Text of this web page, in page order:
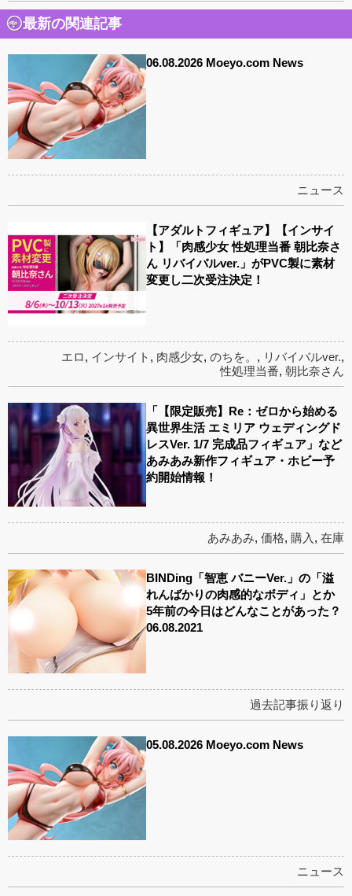
最新の関連記事
06.08.2026 Moeyo.com News
ニュース
【アダルトフィギュア】【インサイ
ト】「肉感少女 性処理当番 朝比奈さ
ん リバイバルver.」がPVC製に素材
変更し二次受注決定！
エロ, インサイト , 肉感少女, のちを。 , リバイバルver.,
性処理当番, 朝比奈さん
「【限定販売】Re：ゼロから始める
異世界生活 エミリア ウェディングド
レスVer. 1/7 完成品フィギュア」など
あみあみ新作フィギュア・ホビー予
約開始情報！
あみあみ, 価格, 購入 , 在庫
BINDing「智恵 バニーVer.」の「溢
れんばかりの肉感的なボディ」とか
5年前の今日はどんなことがあった？
06.08.2021
過去記事振り返り
05.08.2026 Moeyo.com News
ニュース